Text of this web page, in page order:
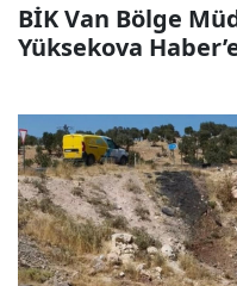
BİK Van Bölge
Yüksekova